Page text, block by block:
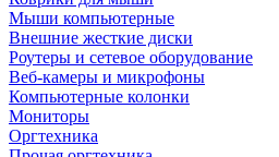
Мыши компьютерные
Внешние жесткие диски
Роутеры и сетевое оборудование
Веб-камеры и микрофоны
Компьютерные колонки
Мониторы
Оргтехника